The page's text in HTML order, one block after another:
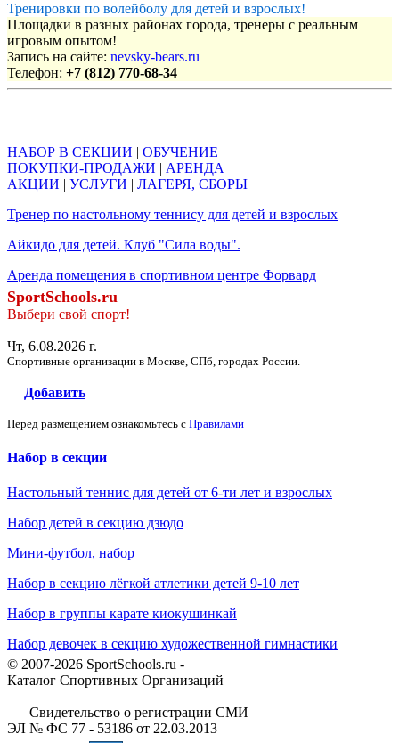
Тренировки по волейболу для детей и взрослых!
Площадки в разных районах города, тренеры с реальным
игровым опытом!
Запись на сайте: nevsky-bears.ru
Телефон: +7 (812) 770-68-34
НАБОР В СЕКЦИИ | ОБУЧЕНИЕ
ПОКУПКИ-ПРОДАЖИ | АРЕНДА
АКЦИИ | УСЛУГИ | ЛАГЕРЯ, СБОРЫ
Тренер по настольному теннису для детей и взрослых
Айкидо для детей. Клуб "Сила воды".
Аренда помещения в спортивном центре Форвард
SportSchools.ru
Выбери свой спорт!
Чт, 6.08.2026 г.
Спортивные организации в Москве, СПб, городах России.
Добавить
Перед размещением ознакомьтесь с Правилами
Набор в секции
Настольный теннис для детей от 6-ти лет и взрослых
Набор детей в секцию дзюдо
Мини-футбол, набор
Набор в секцию лёгкой атлетики детей 9-10 лет
Набор в группы карате киокушинкай
Набор девочек в секцию художественной гимнастики
© 2007-2026 SportSchools.ru -
Каталог Спортивных Организаций
Свидетельство о регистрации СМИ
ЭЛ № ФС 77 - 53186 от 22.03.2013